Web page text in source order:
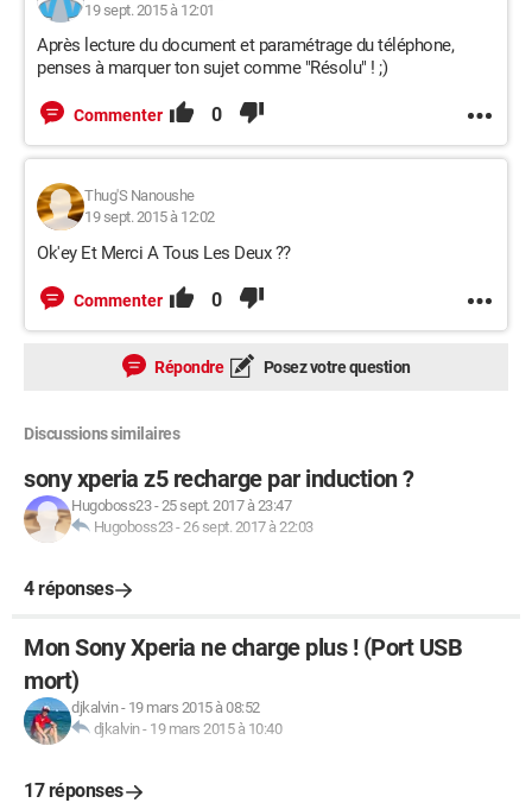
19 sept. 2015 à 12:01
Après lecture du document et paramétrage du téléphone,
penses à marquer ton sujet comme "Résolu" ! ;)
Commenter 0
Thug'S Nanoushe
19 sept. 2015 à 12:02
Ok'ey Et Merci A Tous Les Deux ??
Commenter 0
Répondre Posez votre question
Discussions similaires
sony xperia z5 recharge par induction ?
Hugoboss23-25 sept. 2017 à 23:47
Hugoboss23-26 sept. 2017 à 22:03
4 réponses
Mon Sony Xperia ne charge plus ! (Port USB
mort)
djkalvin- 19 mars 2015 à 08:52
djkalvin- 19 mars 2015 à 10:40
17 réponses